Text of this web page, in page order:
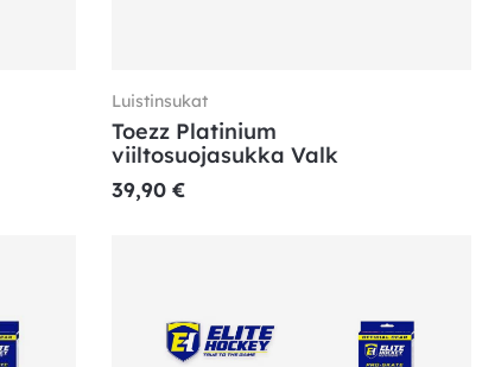
Luistinsukat
Toezz Platinium
viiltosuojasukka Valk
39,90 €